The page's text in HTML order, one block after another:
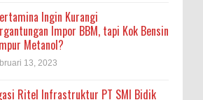
Ingin Kurangi
Impor BBM, tapi Kok Bensin
Metanol?
13, 2023
Ritel Infrastruktur PT SMI Bidik